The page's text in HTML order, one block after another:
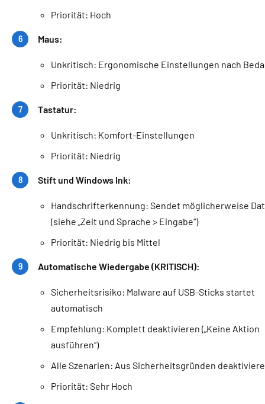
Priorität: Hoch
Maus:
Unkritisch: Ergonomische Einstellungen nach
Priorität: Niedrig
Tastatur:
Unkritisch: Komfort-Einstellungen
Priorität: Niedrig
Stift und Windows Ink:
Handschrifterkennung: Sendet möglicherweise
(siehe „Zeit und Sprache > Eingabe“)
Priorität: Niedrig bis Mittel
Automatische Wiedergabe (KRITISCH):
Sicherheitsrisiko: Malware auf USB-Sticks startet
automatisch
Empfehlung: Komplett deaktivieren („Keine Aktion
ausführen“)
Alle Szenarien: Aus Sicherheitsgründen
Priorität: Sehr Hoch